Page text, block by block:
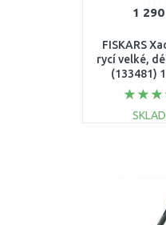
1 290
FISKARS
rycí velké,
(133481)